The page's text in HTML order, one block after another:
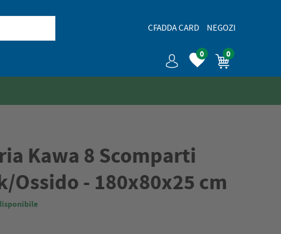
CFADDA CARD NEGOZI
0 0
Kawa 8 Scomparti
Ossido - 180x80x25 cm